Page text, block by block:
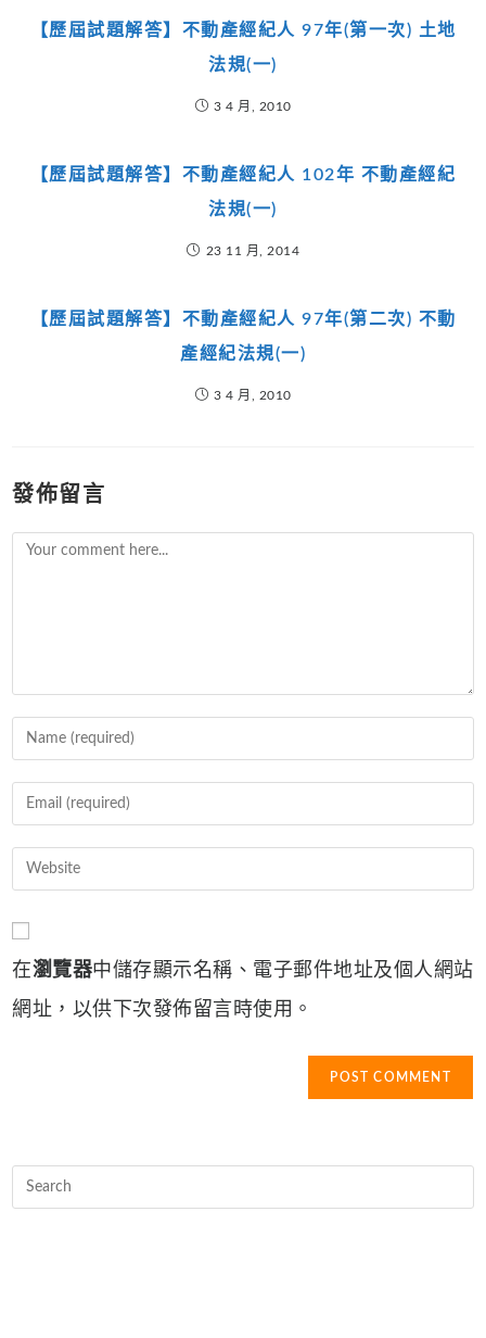
【歷屆試題解答】不動產經紀人 97年(第一次) 土地
法規(一)
3 4 月, 2010
【歷屆試題解答】不動產經紀人 102年 不動產經紀
法規(一)
23 11 月, 2014
【歷屆試題解答】不動產經紀人 97年(第二次) 不動
產經紀法規(一)
3 4 月, 2010
發佈留言
Comment
Enter
your
or
username
Enter
your
address
Enter
your
website
(optional)
在瀏覽器中儲存顯示名稱、電子郵件地址及個人網站
網址，以供下次發佈留言時使用。